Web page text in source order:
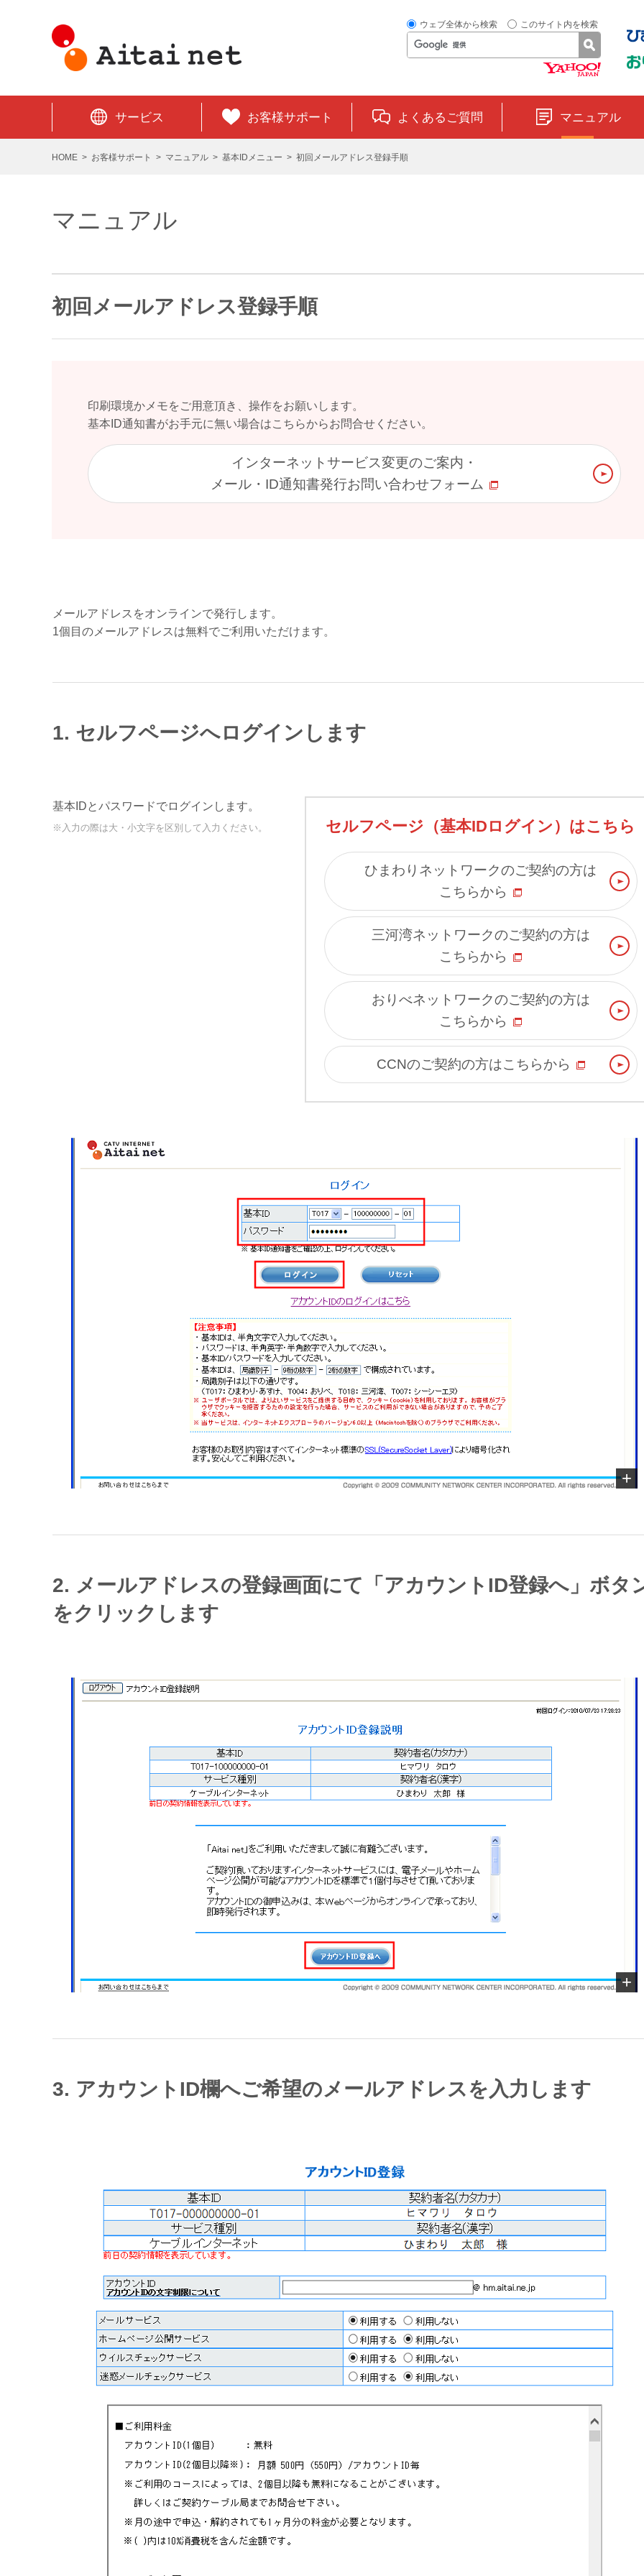
ウェブ全体から検索 このサイト内を検索
サービス お客様サポート よくあるご質問 マニュアル
HOME お客様サポート マニュアル 基本IDメニュー 初回メールアドレス登録手順
マニュアル
初回メールアドレス登録手順
印刷環境かメモをご用意頂き、操作をお願いします。
基本ID通知書がお手元に無い場合はこちらからお問合せください。
インターネットサービス変更のご案内・
メール・ID通知書発行お問い合わせフォーム
メールアドレスをオンラインで発行します。
1個目のメールアドレスは無料でご利用いただけます。
1. セルフページへログインします
基本IDとパスワードでログインします。
※入力の際は大・小文字を区別して入力ください。 セルフページ（基本IDログイン）はこちら
ひまわりネットワークのご契約の方は
こちらから
三河湾ネットワークのご契約の方は
こちらから
おりべネットワークのご契約の方は
こちらから
CCNのご契約の方はこちらから
2. メールアドレスの登録画面にて「アカウントID登録へ」ボタ
をクリックします
3. アカウントID欄へご希望のメールアドレスを入力します